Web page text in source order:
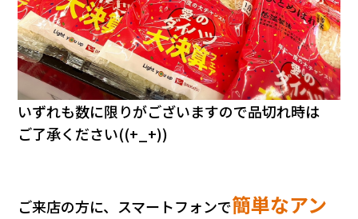
いずれも数に限りがございますので品切れ時は
ご了承ください((+_+))
ご来店の方に、スマートフォンで簡単なアン